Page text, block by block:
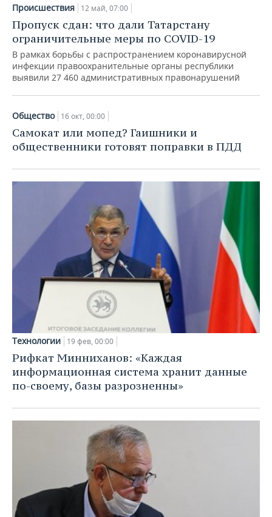
Происшествия 12 май, 07:00
Пропуск сдан: что дали Татарстану
ограничительные меры по COVID-19
В рамках борьбы с распространением коронавирусной
инфекции правоохранительные органы республики
выявили 27 460 административных правонарушений
Общество 16 окт, 00:00
Самокат или мопед? Гаишники и
общественники готовят поправки в ПДД
Технологии 19 фев, 00:00
Рифкат Минниханов: «Каждая
информационная система хранит данные
по-своему, базы разрозненны»